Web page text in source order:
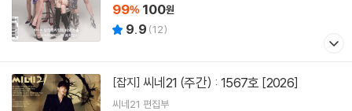
99% 100원
9.9 (12)
[잡지] 씨네21 (주간) : 1567호 [2026]
씨네21 편집부